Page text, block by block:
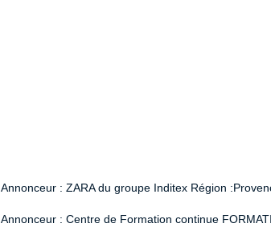
Annonceur : ZARA du groupe Inditex Région
Annonceur : Centre de Formation continue